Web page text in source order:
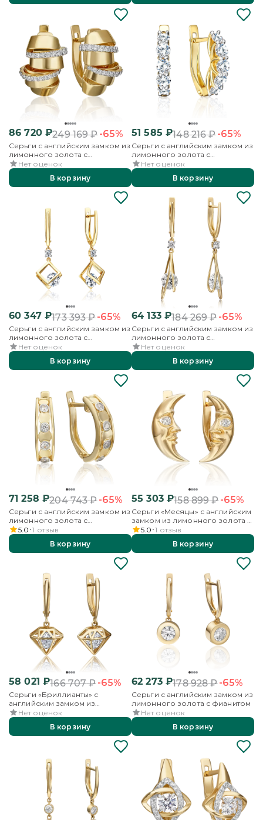
86 720₽249 169₽-65%
Серьги с английским замком из
лимонного золота с
фианитами
Нет оценок
В корзину
51 585 ₽148 216₽-65%
Серьги с английским замком из
лимонного золота с
фианитами
Нет оценок
В корзину
60 347₽173 393₽-65%
Серьги с английским замком из
лимонного золота с
фианитами
Нет оценок
В корзину
64 133₽184 269₽-65%
Серьги с английским замком из
лимонного золота с
фианитами
Нет оценок
В корзину
71 258 ₽204 743₽-65%
Серьги с английским замком из
лимонного золота с
фианитами
5.0 1 отзыв
В корзину
55 303₽158 899₽-65%
Серьги «Месяцы» с английским
замком из лимонного золота с
фианитом
5.0 1 отзыв
В корзину
58 021 ₽166 707₽-65%
Серьги «Бриллианты» с
английским замком из
лимонного золота с фианитом
Нет оценок
В корзину
62 273₽178 928₽-65%
Серьги с английским замком из
лимонного золота с фианитом
Нет оценок
В корзину